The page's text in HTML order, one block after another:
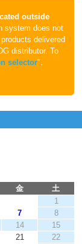
outside
system does not
delivered
distributor. To
selector".
金
土
1
7
8
14
15
21
22